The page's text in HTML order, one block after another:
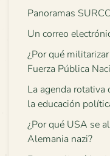
Panoramas
Un correo
¿Por qué
Fuerza Pública
La agenda
la educación
¿Por qué USA se
Alemania nazi?